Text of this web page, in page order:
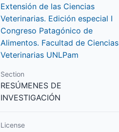
Extensión de las Ciencias
Veterinarias. Edición especial I
Congreso Patagónico de
Alimentos. Facultad de Ciencias
Veterinarias UNLPam
Section
RESÚMENES DE
INVESTIGACIÓN
License